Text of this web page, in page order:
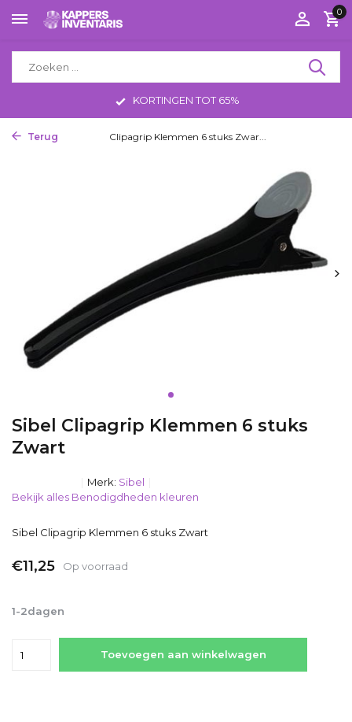
0
KORTINGEN TOT 65%
Terug Clipagrip Klemmen 6 stuks Zwar...
Sibel Clipagrip Klemmen 6 stuks
Zwart
Merk: Sibel
Bekijk alles Benodigdheden kleuren
Sibel Clipagrip Klemmen 6 stuks Zwart
€11,25 Op voorraad
1-2dagen
Toevoegen aan winkelwagen